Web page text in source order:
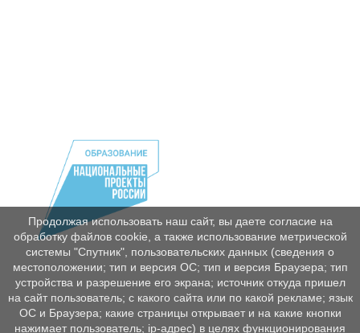
Продолжая использовать наш сайт, вы даете согласие на
обработку файлов cookie, а также использование метрической
системы "Спутник", пользовательских данных (сведения о
местоположении; тип и версия ОС; тип и версия Браузера; тип
устройства и разрешение его экрана; источник откуда пришел
на сайт пользователь; с какого сайта или по какой рекламе; язык
ОС и Браузера; какие страницы открывает и на какие кнопки
нажимает пользователь; ip-адрес) в целях функционирования